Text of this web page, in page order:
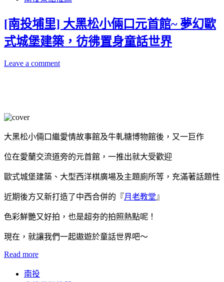
[南投埔里] 大黑松小倆口元首館~ 夢幻歐
式城堡建築，彷彿置身童話世界
Leave a comment
大黑松小倆口繼愛情故事館及牛軋糖博物館後，又一巨作
位在愛蘭交流道旁的元首館，一推出就大受歡迎
歐式城堡建築、大型西洋棋廣場及主題廁所等，充滿著話題性
近期後方又新打造了中西合併的『月老教堂 』
色彩鮮艷又好拍，也是超夯的拍照熱點呢！
現在，就讓我們一起遨遊於童話世界吧～
Read more
南投